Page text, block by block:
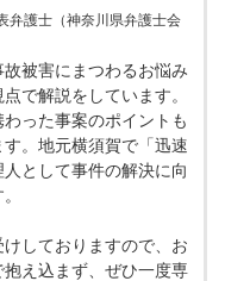
護士（神奈川県弁護士会
被害にまつわるお悩み
で解説をしています。
った事案のポイントも
。地元横須賀で「迅速
として事件の解決に向
しておりますので、お
え込まず、ぜひ一度専